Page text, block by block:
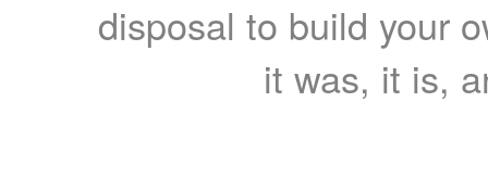
disposal to build your
it was, it is,